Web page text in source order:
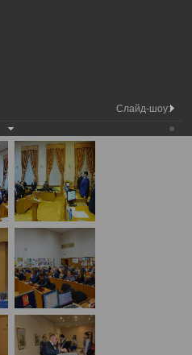
Слайд-шоу: